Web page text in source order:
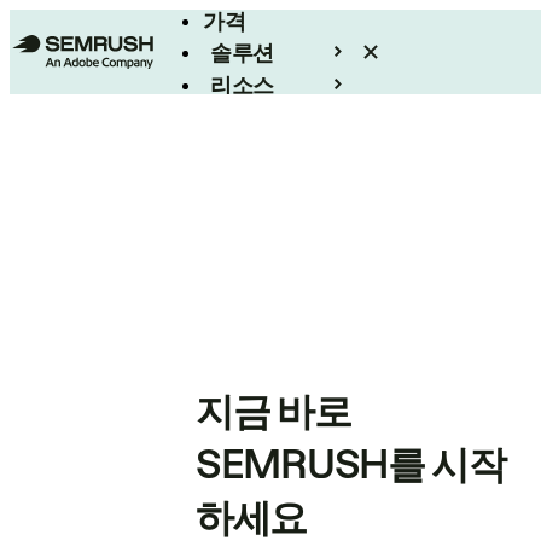
가격
솔루션
리소스
지금 바로
SEMRUSH를 시작
하세요